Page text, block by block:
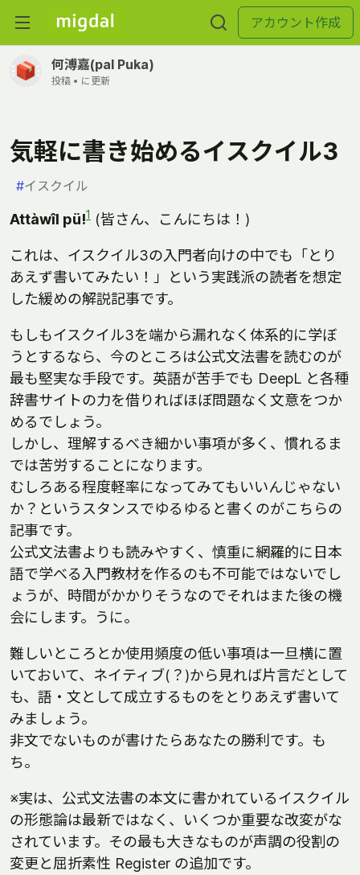
アカウント作成
何溥嘉(pal Puka)
投稿 • に更新
気軽に書き始めるイスクイル3
#イスクイル
Attàwîl pü!1 (皆さん、こんにちは！)
これは、イスクイル3の入門者向けの中でも「とり
あえず書いてみたい！」という実践派の読者を想定
した緩めの解説記事です。
もしもイスクイル3を端から漏れなく体系的に学ぼ
うとするなら、今のところは公式文法書を読むのが
最も堅実な手段です。英語が苦手でも DeepL と各種
辞書サイトの力を借りればほぼ問題なく文意をつか
めるでしょう。
しかし、理解するべき細かい事項が多く、慣れるま
では苦労することになります。
むしろある程度軽率になってみてもいいんじゃない
か？というスタンスでゆるゆると書くのがこちらの
記事です。
公式文法書よりも読みやすく、慎重に網羅的に日本
語で学べる入門教材を作るのも不可能ではないでし
ょうが、時間がかかりそうなのでそれはまた後の機
会にします。うに。
難しいところとか使用頻度の低い事項は一旦横に置
いておいて、ネイティブ(？)から見れば片言だとして
も、語・文として成立するものをとりあえず書いて
みましょう。
非文でないものが書けたらあなたの勝利です。も
ち。
※実は、公式文法書の本文に書かれているイスクイル
の形態論は最新ではなく、いくつか重要な改変がな
されています。その最も大きなものが声調の役割の
変更と屈折素性 Register の追加です。